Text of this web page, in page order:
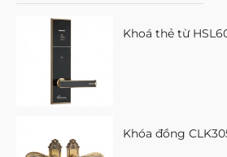
Khoá thẻ từ
Khóa đồng